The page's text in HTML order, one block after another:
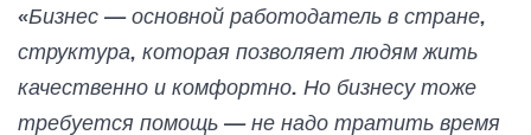
«Бизнес — основной работодатель в стране,
структура, которая позволяет людям жить
качественно и комфортно. Но бизнесу тоже
требуется помощь — не надо тратить время